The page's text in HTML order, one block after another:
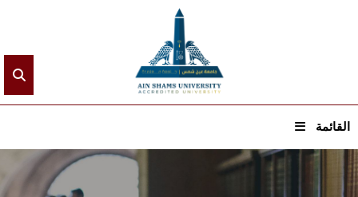
القائمة
الرئيسيـة